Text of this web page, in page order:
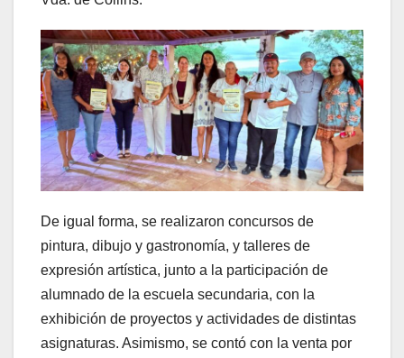
De igual forma, se realizaron concursos de
pintura, dibujo y gastronomía, y talleres de
expresión artística, junto a la participación de
alumnado de la escuela secundaria, con la
exhibición de proyectos y actividades de distintas
asignaturas. Asimismo, se contó con la venta por